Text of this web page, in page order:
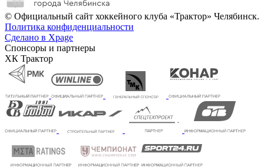
© Официальный сайт хоккейного клуба «Трактор» Челябинск.
Политика конфиденциальности
Сделано в Xpage
Спонсоры и партнеры
ХК Трактор